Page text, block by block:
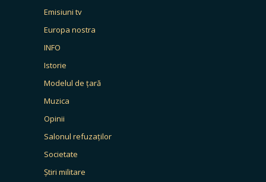
Emisiuni tv
Europa nostra
INFO
Istorie
Modelul de țară
Muzica
Opinii
Salonul refuzaților
Societate
Știri militare